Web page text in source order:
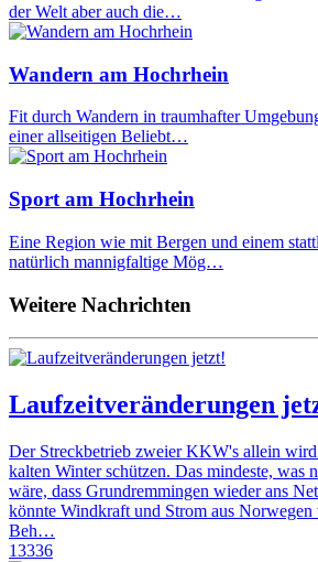
der Welt aber auch die…
Wandern am Hochrhein
Fit durch Wandern in traumhafter
einer allseitigen Beliebt…
Sport am Hochrhein
Eine Region wie mit Bergen und einem
natürlich mannigfaltige Mög…
Weitere Nachrichten
Laufzeitveränderungen
Der Streckbetrieb zweier KKW's allein
kalten Winter schützen. Das mindeste, was
wäre, dass Grundremmingen wieder ans
könnte Windkraft und Strom aus
Beh…
13336